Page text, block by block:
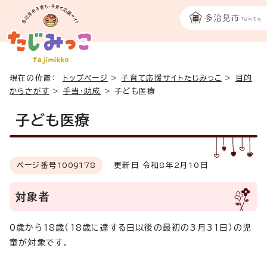
現在の位置： トップページ >子育て応援サイトたじみっこ >
目的
からさがす > 手当・助成 >子ども医療
子ども医療
ページ番号 1009178 更新日 令和8年2月10日
対象者
0歳から18歳（18歳に達する日以後の最初の3月31日）の児
童が対象です。